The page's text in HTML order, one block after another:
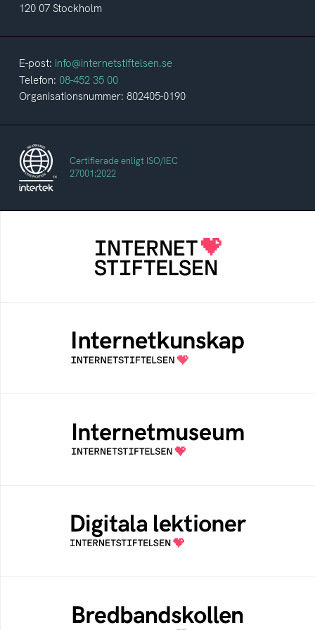
120 07 Stockholm
E-post: info@internetstiftelsen.se
Telefon: 08-452 35 00
Organisationsnummer: 802405-0190
Certifierade enligt ISO/IEC
27001:2022
Internetstiftelsen verkar för ett internet som
bidrar positivt till människan och samhället
Samlad kunskap som hjälper dig att bli en
säker och medveten internetanvändare
Ett digitalt museum som byggts, och kureras
av Internetstiftelsen
Öppen digital lärresurs med färdiga lektioner
för alla stadier i grundskolan
Bredbandskollen är ett oberoende
konsumentverktyg som drivs av